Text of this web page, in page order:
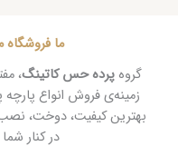
ما فروشگاه
گروهپرده حس کاتینگ
زمینه‌ی فروش انواع پارچه
بهترین کیفیت، دوخت،
در کنار